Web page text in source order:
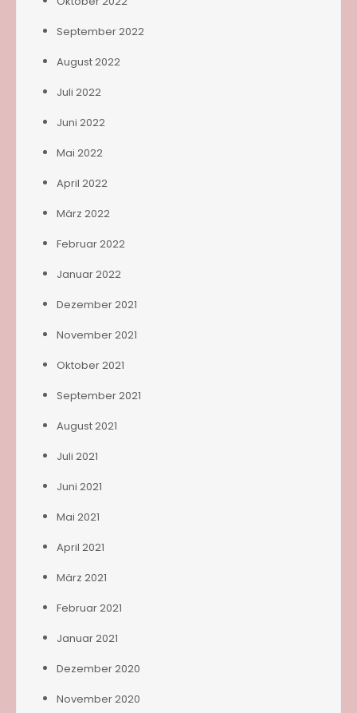
September 2022
August 2022
Juli 2022
Juni 2022
Mai 2022
April 2022
März 2022
Februar 2022
Januar 2022
Dezember 2021
November 2021
Oktober 2021
September 2021
August 2021
Juli 2021
Juni 2021
Mai 2021
April 2021
März 2021
Februar 2021
Januar 2021
Dezember 2020
November 2020